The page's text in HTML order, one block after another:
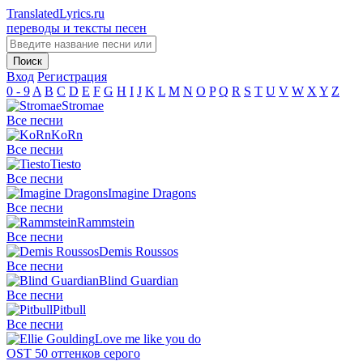
TranslatedLyrics.ru
переводы и тексты песен
Вход Регистрация
0 - 9 A B C D E F G H I J K L M N O P Q R S T U V W X Y Z
Stromae
Все песни
KoRn
Все песни
Tiesto
Все песни
Imagine Dragons
Все песни
Rammstein
Все песни
Demis Roussos
Все песни
Blind Guardian
Все песни
Pitbull
Все песни
Love me like you do
OST 50 оттенков серого